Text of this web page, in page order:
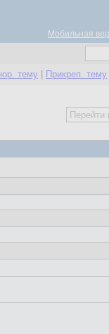
Мобильная
тему Прикреп. тему